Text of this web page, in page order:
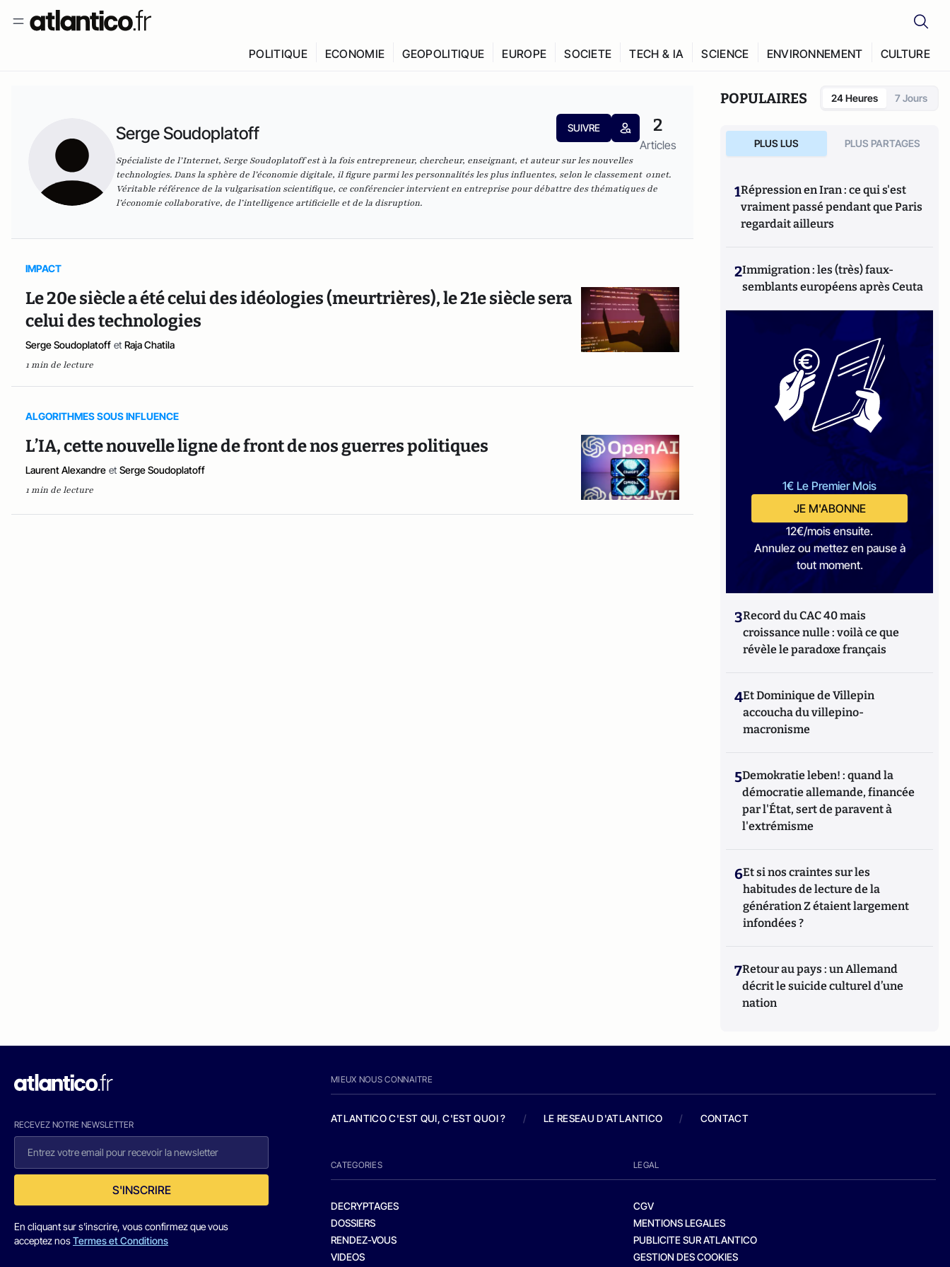
POLITIQUE ECONOMIE GEOPOLITIQUE EUROPE SOCIETE TECH & IA SCIENCE ENVIRONNEMENT CULTURE
Serge Soudoplatoff SUIVRE 2
Articles
Spécialiste de l’Internet, Serge Soudoplatoff est à la fois entrepreneur, chercheur, enseignant, et auteur sur les nouvelles
technologies. Dans la sphère de l’économie digitale, il figure parmi les personnalités les plus influentes, selon le classement 01net.
Véritable référence de la vulgarisation scientifique, ce conférencier intervient en entreprise pour débattre des thématiques de
l’économie collaborative, de l’intelligence artificielle et de la disruption.
IMPACT
Le 20e siècle a été celui des idéologies (meurtrières), le 21e siècle sera
celui des technologies
Serge Soudoplatoff et Raja Chatila
1 min de lecture
ALGORITHMES SOUS INFLUENCE
L’IA, cette nouvelle ligne de front de nos guerres politiques
Laurent Alexandre et Serge Soudoplatoff
1 min de lecture
POPULAIRES 24 Heures 7 Jours
PLUS LUS PLUS PARTAGES
1Répression en Iran : ce qui s'est
vraiment passé pendant que Paris
regardait ailleurs
2Immigration : les (très) faux-
semblants européens après Ceuta
1€ Le Premier Mois
JE M'ABONNE
12€/mois ensuite.
Annulez ou mettez en pause à
tout moment.
3Record du CAC 40 mais
croissance nulle : voilà ce que
révèle le paradoxe français
4Et Dominique de Villepin
accoucha du villepino-
macronisme
5Demokratie leben! : quand la
démocratie allemande, financée
par l'État, sert de paravent à
l'extrémisme
6Et si nos craintes sur les
habitudes de lecture de la
génération Z étaient largement
infondées ?
7Retour au pays : un Allemand
décrit le suicide culturel d’une
nation
RECEVEZ NOTRE NEWSLETTER
S'INSCRIRE
En cliquant sur s'inscrire, vous confirmez que vous
acceptez nosTermes et Conditions
MIEUX NOUS CONNAITRE
ATLANTICO C'EST QUI, C'EST QUOI ? / LE RESEAU D'ATLANTICO / CONTACT
CATEGORIES
DECRYPTAGES
DOSSIERS
RENDEZ-VOUS
VIDEOS
LEGAL
CGV
MENTIONS LEGALES
PUBLICITE SUR ATLANTICO
GESTION DES COOKIES